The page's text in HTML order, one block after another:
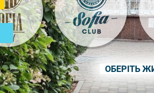
ОБЕРІТЬ